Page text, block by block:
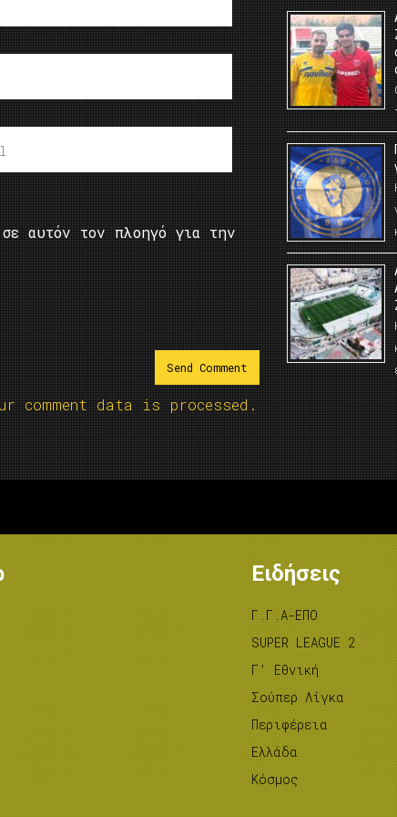
αυτόν τον πλοηγό για την
comment data is processed.
Ειδήσεις
Γ.Γ.Α-ΕΠΟ
SUPER LEAGUE 2
Γ’ Εθνική
Σούπερ Λίγκα
Περιφέρεια
Ελλάδα
Κόσμος